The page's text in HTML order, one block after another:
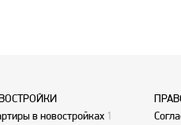
в новостройках 1